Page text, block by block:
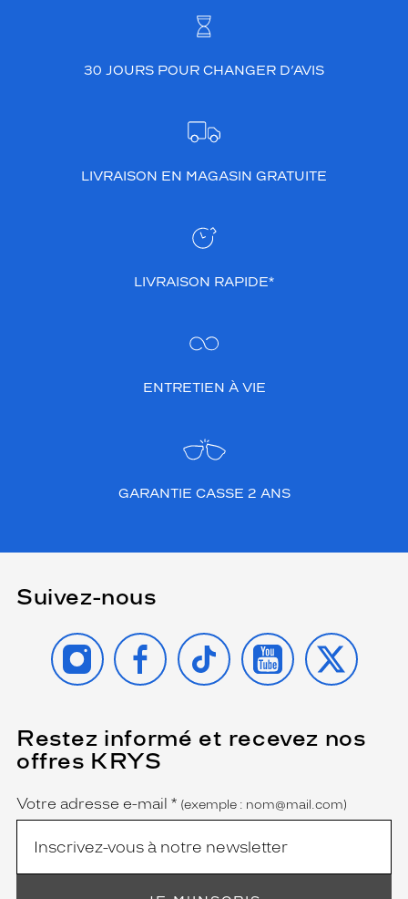
30 JOURS POUR CHANGER D’AVIS
LIVRAISON EN MAGASIN GRATUITE
LIVRAISON RAPIDE*
ENTRETIEN À VIE
GARANTIE CASSE 2 ANS
Suivez-nous
INSTAGRAMFACEBOOK
TIKTOK YOUTUBE
X
Restez informé et recevez nos
offres KRYS
Name
Votre adresse e-mail *
(Ce
champ
est
obligatoire)
(exemple : nom@mail.com)